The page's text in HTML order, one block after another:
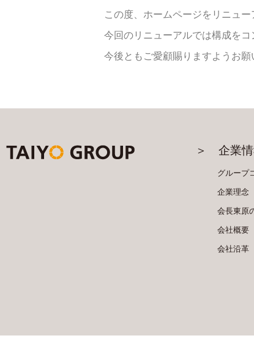
この度、ホームページをリニュー
今回のリニューアルでは構成を
今後ともご愛顧賜りますようお願
＞ 企業情
グループ
企業理念
会長東原
会社概要
会社沿革